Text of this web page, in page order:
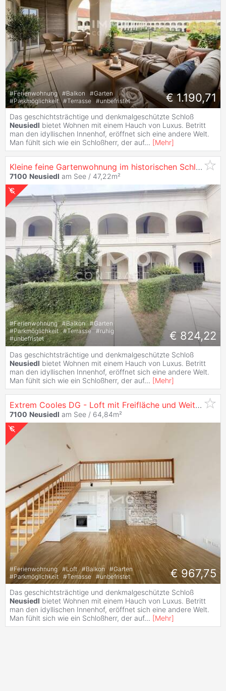
#Ferienwohnung #Balkon #Garten
#Parkmöglichkeit #Terrasse #unbefristet € 1.190,71
Das geschichtsträchtige und denkmalgeschützte Schloß
Neusiedl bietet Wohnen mit einem Hauch von Luxus. Betritt
man den idyllischen Innenhof, eröffnet sich eine andere Welt.
Man fühlt sich wie ein Schloßherr, der auf... [Mehr]
Kleine feine Gartenwohnung im historischen Schloss
7100 Neusiedl am See / 47,22m²
#Ferienwohnung #Balkon #Garten
#Parkmöglichkeit #Terrasse #ruhig
#unbefristet € 824,22
Das geschichtsträchtige und denkmalgeschützte Schloß
Neusiedl bietet Wohnen mit einem Hauch von Luxus. Betritt
man den idyllischen Innenhof, eröffnet sich eine andere Welt.
Man fühlt sich wie ein Schloßherr, der auf... [Mehr]
Extrem Cooles DG - Loft mit Freifläche und Weitblick
7100 Neusiedl am See / 64,84m²
#Ferienwohnung #Loft #Balkon #Garten
#Parkmöglichkeit #Terrasse #unbefristet € 967,75
Das geschichtsträchtige und denkmalgeschützte Schloß
Neusiedl bietet Wohnen mit einem Hauch von Luxus. Betritt
man den idyllischen Innenhof, eröffnet sich eine andere Welt.
Man fühlt sich wie ein Schloßherr, der auf... [Mehr]